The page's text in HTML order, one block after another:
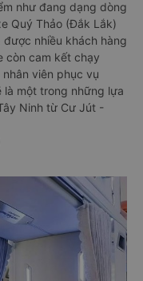
như đang dạng dòng
Quý Thảo (Đắk Lắk)
nhiều khách hàng
còn cam kết chạy
viên phục vụ
là một trong những lựa
Ninh từ Cư Jút -